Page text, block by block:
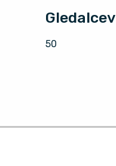
Gledalcev
50